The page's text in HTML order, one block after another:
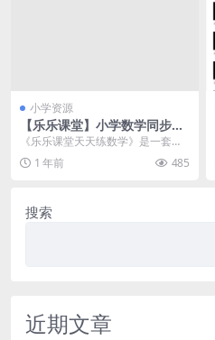
小学资源
【乐乐课堂】小学数学同步学
1-6年级全套动画课程(人教版)
《乐乐课堂天天练数学》知识
点讲解动画视频 百度网盘下载
《乐乐课堂天天练数学》是一套专
为小学1-6年级学生精心打造的数学
学习动画课程，采...
1 年前 485
搜索
近期文章